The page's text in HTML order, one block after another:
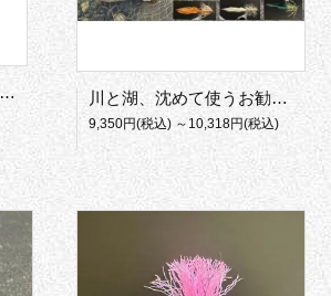
ロイヤルコーチマンパラシュート 川と湖、沈めて使うお勧めパターン
9,350円(税込) ～10,318円(税込)